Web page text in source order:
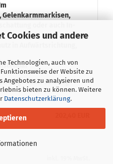
Cookies und andere
Technologien, auch von
der Website zu
Angebotes zu analysieren und
bieten zu können. Weitere
Datenschutzerklärung.
,Ge­lenk­arm­mar­ki­sen,
außer Samstag